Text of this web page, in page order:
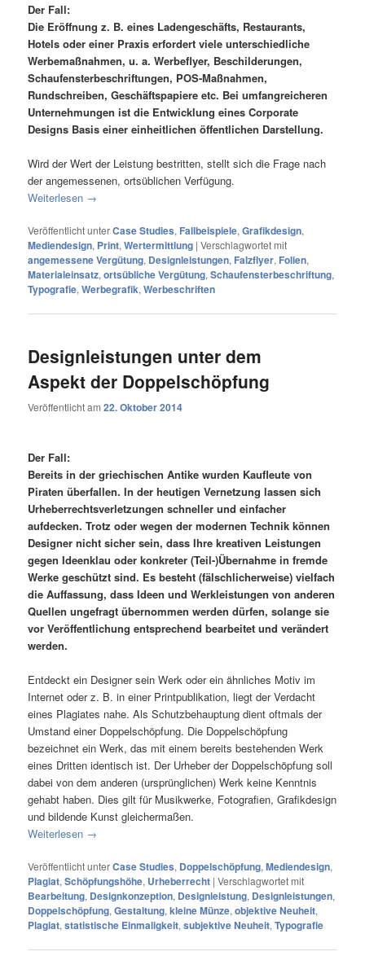
Der Fall:
Die Eröffnung z. B. eines Ladengeschäfts, Restaurants,
Hotels oder einer Praxis erfordert viele unterschiedliche
Werbemaßnahmen, u. a. Werbeflyer, Beschilderungen,
Schaufensterbeschriftungen, POS-Maßnahmen,
Rundschreiben, Geschäftspapiere etc. Bei umfangreicheren
Unternehmungen ist die Entwicklung eines Corporate
Designs Basis einer einheitlichen öffentlichen Darstellung.
Wird der Wert der Leistung bestritten, stellt sich die Frage nach
der angemessenen, ortsüblichen Verfügung.
Weiterlesen →
Veröffentlicht unterCase Studies, Fallbeispiele,Grafikdesign,
Mediendesign, Print,Wertermittlung |Verschlagwortet mit
angemessene Vergütung, Designleistungen, Falzflyer, Folien,
Materialeinsatz,ortsübliche Vergütung,Schaufensterbeschriftung,
Typografie,Werbegrafik,Werbeschriften
Designleistungen unter dem
Aspekt der Doppelschöpfung
Veröffentlicht am22. Oktober 2014
Der Fall:
Bereits in der griechischen Antike wurden Kaufleute von
Piraten überfallen. In der heutigen Vernetzung lassen sich
Urheberrechtsverletzungen schneller und einfacher
aufdecken. Trotz oder wegen der modernen Technik können
Designer nicht sicher sein, dass Ihre kreativen Leistungen
gegen Ideenklau oder konkreter (Teil-)Übernahme in fremde
Werke geschützt sind. Es besteht (fälschlicherweise) vielfach
die Auffassung, dass Ideen und Werkleistungen von anderen
Quellen ungefragt übernommen werden dürfen, solange sie
vor Veröffentlichung entsprechend bearbeitet und verändert
werden.
Entdeckt ein Designer sein Werk oder ein ähnliches Motiv im
Internet oder z. B. in einer Printpublikation, liegt der Verdacht
eines Plagiates nahe. Als Schutzbehauptung dient oftmals der
Umstand einer Doppelschöpfung. Die Doppelschöpfung
bezeichnet ein Werk, das mit einem bereits bestehenden Werk
eines Dritten identisch ist. Der Urheber der Doppelschöpfung soll
dabei von dem anderen (ursprünglichen) Werk keine Kenntnis
gehabt haben. Dies gilt für Musikwerke, Fotografien, Grafikdesign
und bildende Kunst gleichermaßen.
Weiterlesen →
Veröffentlicht unterCase Studies, Doppelschöpfung,Mediendesign,
Plagiat,Schöpfungshöhe, Urheberrecht |Verschlagwortet mit
Bearbeitung, Designkonzeption, Designleistung, Designleistungen,
Doppelschöpfung,Gestaltung,kleine Münze,objektive Neuheit,
Plagiat,statistische Einmaligkeit,subjektive Neuheit,Typografie